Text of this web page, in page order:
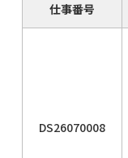
仕事番号
DS26070008